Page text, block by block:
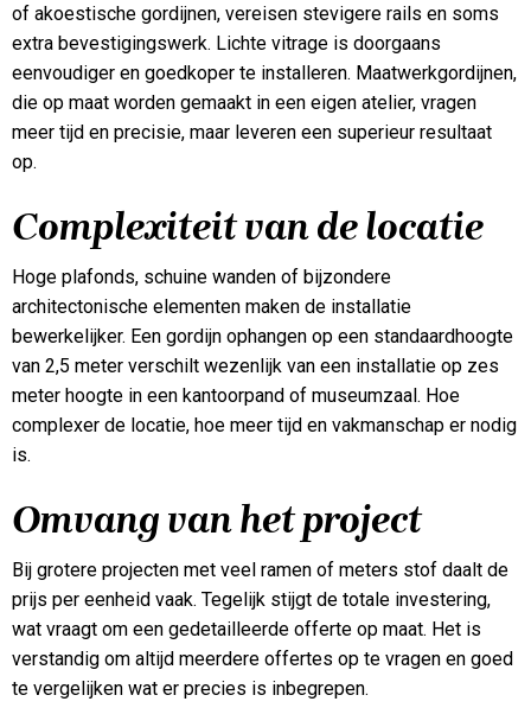
of akoestische gordijnen, vereisen stevigere rails en soms
extra bevestigingswerk. Lichte vitrage is doorgaans
eenvoudiger en goedkoper te installeren. Maatwerkgordijnen,
die op maat worden gemaakt in een eigen atelier, vragen
meer tijd en precisie, maar leveren een superieur resultaat
op.
Complexiteit van de locatie
Hoge plafonds, schuine wanden of bijzondere
architectonische elementen maken de installatie
bewerkelijker. Een gordijn ophangen op een standaardhoogte
van 2,5 meter verschilt wezenlijk van een installatie op zes
meter hoogte in een kantoorpand of museumzaal. Hoe
complexer de locatie, hoe meer tijd en vakmanschap er nodig
is.
Omvang van het project
Bij grotere projecten met veel ramen of meters stof daalt de
prijs per eenheid vaak. Tegelijk stijgt de totale investering,
wat vraagt om een gedetailleerde offerte op maat. Het is
verstandig om altijd meerdere offertes op te vragen en goed
te vergelijken wat er precies is inbegrepen.